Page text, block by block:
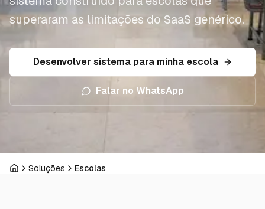
superaram as limitações do SaaS genérico.
Desenvolver sistema para minha escola
Falar no WhatsApp
InícioSoluções Escolas